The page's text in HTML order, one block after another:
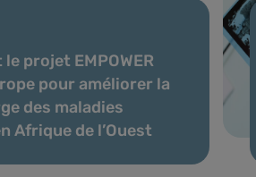
projet EMPOWER
pour améliorer la
des maladies
Afrique de l’Ouest